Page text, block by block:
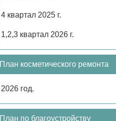
4 квартал 2025 г.
1,2,3 квартал 2026 г.
План косметического ремонта
2026 год.
План по благоустройству